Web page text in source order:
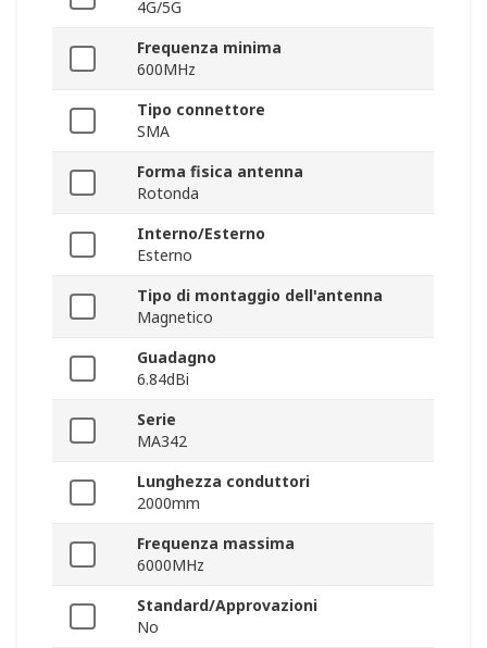
4G/5G
Frequenza minima
600MHz
Tipo connettore
SMA
Forma fisica antenna
Rotonda
Interno/Esterno
Esterno
Tipo di montaggio dell'antenna
Magnetico
Guadagno
6.84dBi
Serie
MA342
Lunghezza conduttori
2000mm
Frequenza massima
6000MHz
Standard/Approvazioni
No